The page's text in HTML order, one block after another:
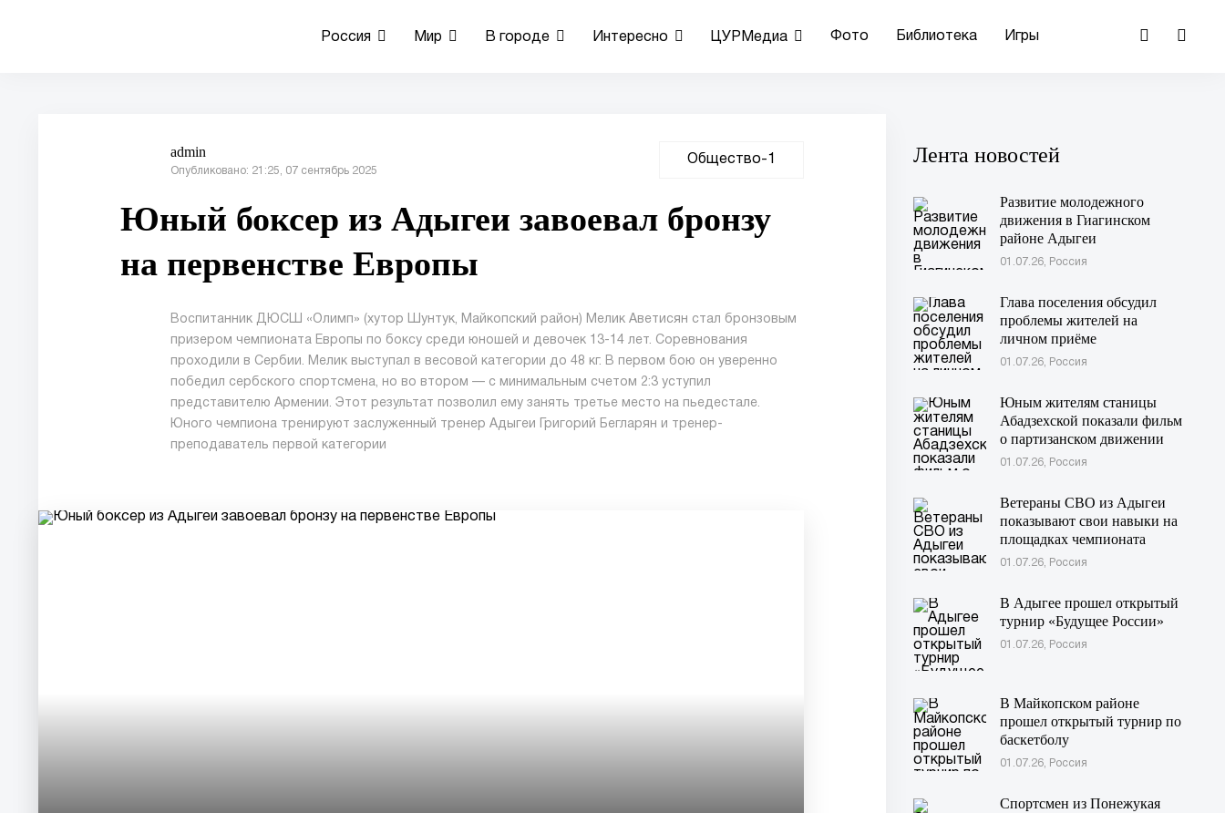
Россия Мир В городе Интересно ЦУРМедиа Фото Библиотека Игры
admin
Опубликовано: 21:25, 07 сентябрь 2025
Общество-1
Юный боксер из Адыгеи завоевал бронзу
на первенстве Европы
Воспитанник ДЮСШ «Олимп» (хутор Шунтук, Майкопский район) Мелик Аветисян стал бронзовым
призером чемпионата Европы по боксу среди юношей и девочек 13-14 лет. Соревнования
проходили в Сербии. Мелик выступал в весовой категории до 48 кг. В первом бою он уверенно
победил сербского спортсмена, но во втором — с минимальным счетом 2:3 уступил
представителю Армении. Этот результат позволил ему занять третье место на пьедестале.
Юного чемпиона тренируют заслуженный тренер Адыгеи Григорий Бегларян и тренер-
преподаватель первой категории
Лента новостей
Развитие молодежного
движения в Гиагинском
районе Адыгеи
01.07.26, Россия
Глава поселения обсудил
проблемы жителей на
личном приёме
01.07.26, Россия
Юным жителям станицы
Абадзехской показали фильм
о партизанском движении
Майкопского района
01.07.26, Россия
Ветераны СВО из Адыгеи
показывают свои навыки на
площадках чемпионата
«Абилимпикс» в Казани
01.07.26, Россия
В Адыгее прошел открытый
турнир «Будущее России»
01.07.26, Россия
В Майкопском районе
прошел открытый турнир по
баскетболу
01.07.26, Россия
Спортсмен из Понежукая